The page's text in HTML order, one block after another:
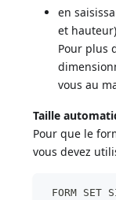
en
et
Pour plus
vous au
Taille
Pour que le
vous devez
FORM